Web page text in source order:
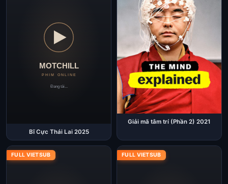
Bĩ Cực Thái Lai 2025
Giải mã tâm trí (Phần 2) 2021
FULL VIETSUB FULL VIETSUB